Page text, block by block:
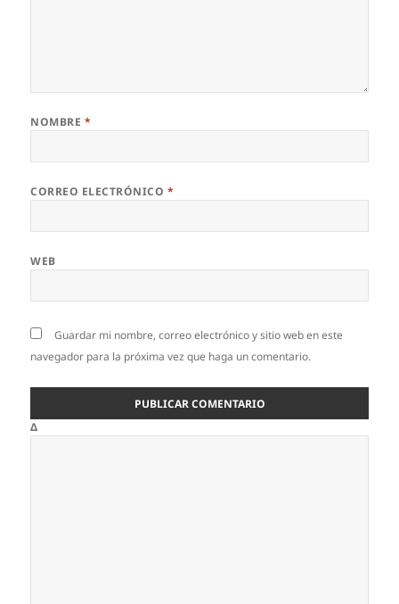
NOMBRE *
CORREO ELECTRÓNICO *
WEB
Guardar mi nombre, correo electrónico y sitio web en este
navegador para la próxima vez que haga un comentario.
Δ